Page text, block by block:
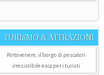
TURISMO & ATTRAZIONI
Portovenere, il borgo di pescatori
irresistibile esca per i turisti